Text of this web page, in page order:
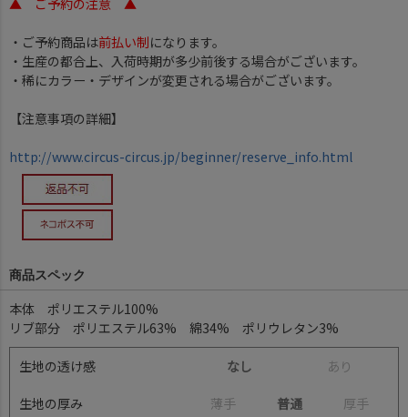
・ご予約商品は前払い制になります。
・生産の都合上、入荷時期が多少前後する場合がございます。
・稀にカラー・デザインが変更される場合がございます。
【注意事項の詳細】
http://www.circus-circus.jp/beginner/reserve_info.html
商品スペック
本体 ポリエステル100%
リブ部分 ポリエステル63% 綿34% ポリウレタン3%
生地の透け感 なし あ り
生地の厚み 薄手 普通 厚手